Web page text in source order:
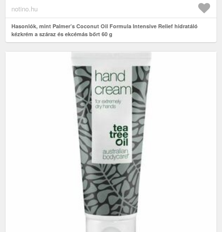
notino.hu
Hasonlók, mint Palmer’s Coconut Oil Formula Intensive Relief hidratáló
kézkrém a száraz és ekcémás bőrt 60 g